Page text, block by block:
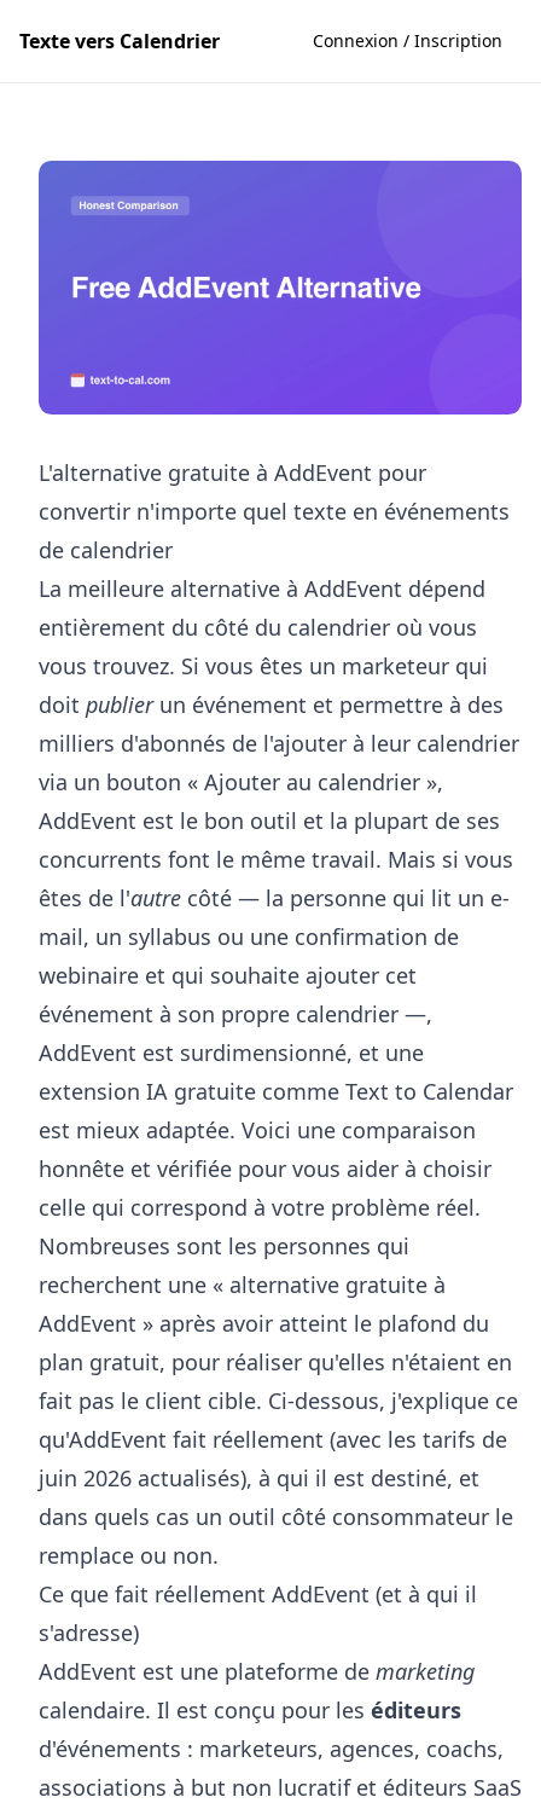
Texte vers Calendrier Connexion / Inscription
L'alternative gratuite à AddEvent pour
convertir n'importe quel texte en événements
de calendrier
La meilleure alternative à AddEvent dépend
entièrement du côté du calendrier où vous
vous trouvez. Si vous êtes un marketeur qui
doit publierun événement et permettre à des
milliers d'abonnés de l'ajouter à leur calendrier
via un bouton « Ajouter au calendrier »,
AddEvent est le bon outil et la plupart de ses
concurrents font le même travail. Mais si vous
êtes de l'autre côté — la personne qui lit un e-
mail, un syllabus ou une confirmation de
webinaire et qui souhaite ajouter cet
événement à son propre calendrier —,
AddEvent est surdimensionné, et une
extension IA gratuite comme Text to Calendar
est mieux adaptée. Voici une comparaison
honnête et vérifiée pour vous aider à choisir
celle qui correspond à votre problème réel.
Nombreuses sont les personnes qui
recherchent une « alternative gratuite à
AddEvent » après avoir atteint le plafond du
plan gratuit, pour réaliser qu'elles n'étaient en
fait pas le client cible. Ci-dessous, j'explique ce
qu'AddEvent fait réellement (avec les tarifs de
juin 2026 actualisés), à qui il est destiné, et
dans quels cas un outil côté consommateur le
remplace ou non.
Ce que fait réellement AddEvent (et à qui il
s'adresse)
AddEvent est une plateforme de marketing
calendaire. Il est conçu pour les éditeurs
d'événements : marketeurs, agences, coachs,
associations à but non lucratif et éditeurs SaaS